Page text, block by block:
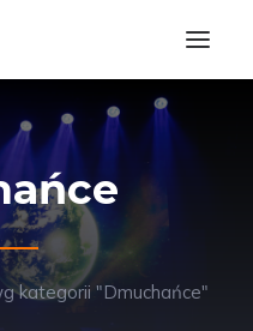
kategorii "Dmuchańce"